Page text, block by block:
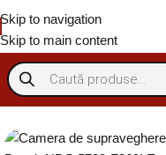
Skip to navigation
Skip to main content
Supraveghere IP Camere IP